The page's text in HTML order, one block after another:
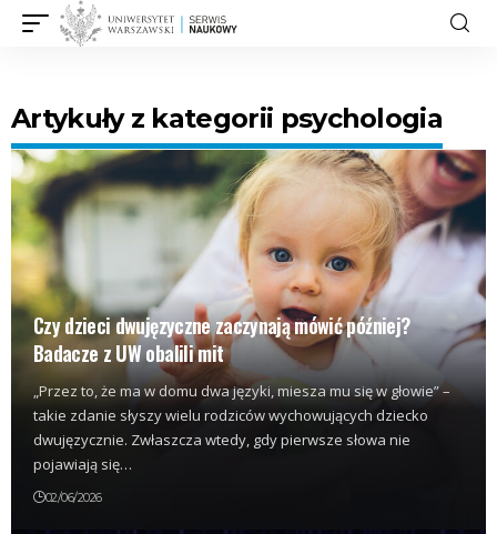
Artykuły z kategorii psychologia
Czy dzieci dwujęzyczne zaczynają mówić później?
Badacze z UW obalili mit
„Przez to, że ma w domu dwa języki, miesza mu się w głowie” –
takie zdanie słyszy wielu rodziców wychowujących dziecko
dwujęzycznie. Zwłaszcza wtedy, gdy pierwsze słowa nie
pojawiają się…
02/06/2026